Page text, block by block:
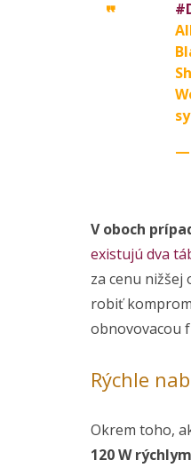
—
V oboch
existujú dva
za cenu nižšej
robiť
obnovovacou
Rýchle
Okrem toho,
120 W